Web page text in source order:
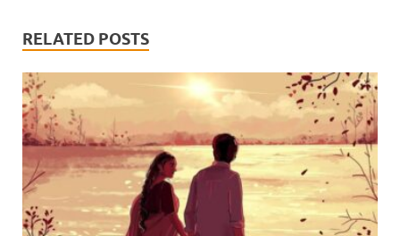
RELATED POSTS